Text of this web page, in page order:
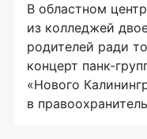
В областном
из колледжей
родителей ради
концерт панк-
«Нового
в